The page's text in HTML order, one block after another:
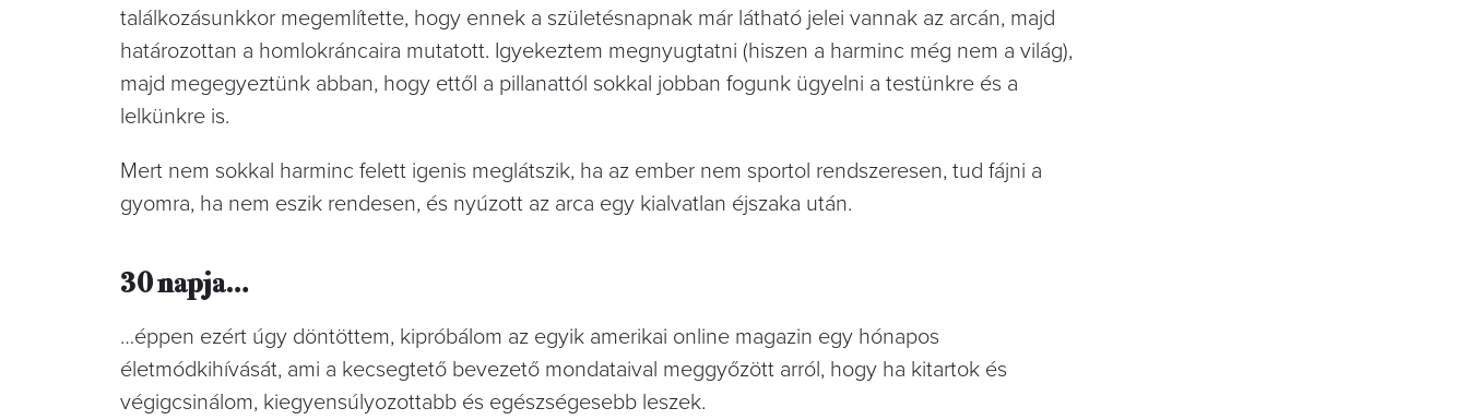
találkozásunkkor megemlítette, hogy ennek a születésnapnak már látható jelei vannak az arcán, majd
határozottan a homlokráncaira mutatott. Igyekeztem megnyugtatni (hiszen a harminc még nem a világ),
majd megegyeztünk abban, hogy ettől a pillanattól sokkal jobban fogunk ügyelni a testünkre és a
lelkünkre is.
Mert nem sokkal harminc felett igenis meglátszik, ha az ember nem sportol rendszeresen, tud fájni a
gyomra, ha nem eszik rendesen, és nyúzott az arca egy kialvatlan éjszaka után.
30 napja…
…éppen ezért úgy döntöttem, kipróbálom az egyik amerikai online magazin egy hónapos
életmódkihívását, ami a kecsegtető bevezető mondataival meggyőzött arról, hogy ha kitartok és
végigcsinálom, kiegyensúlyozottabb és egészségesebb leszek.